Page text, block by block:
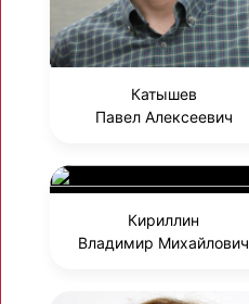
Катышев
Павел Алексеевич
Кириллин
Владимир Михайлович